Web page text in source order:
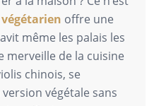
offre une
même les palais les
merveille de la cuisine
chinois, se
végétale sans